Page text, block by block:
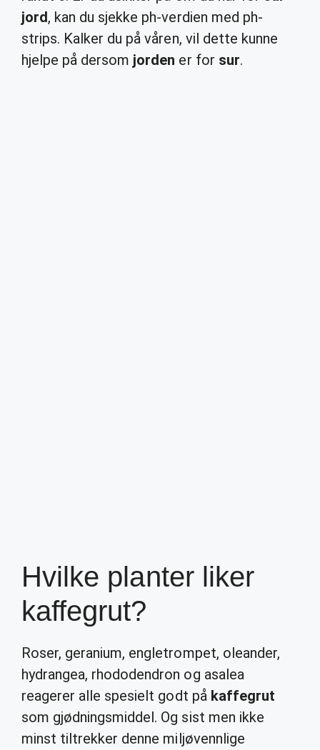
jord, kan du sjekke ph-verdien med ph-
strips. Kalker du på våren, vil dette kunne
hjelpe på dersom jorden er for sur.
Hvilke planter liker
kaffegrut?
Roser, geranium, engletrompet, oleander,
hydrangea, rhododendron og asalea
reagerer alle spesielt godt på kaffegrut
som gjødningsmiddel. Og sist men ikke
minst tiltrekker denne miljøvennlige